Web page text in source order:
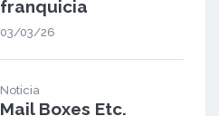
franquicia
03/03/26
Noticia
Mail Boxes Etc.